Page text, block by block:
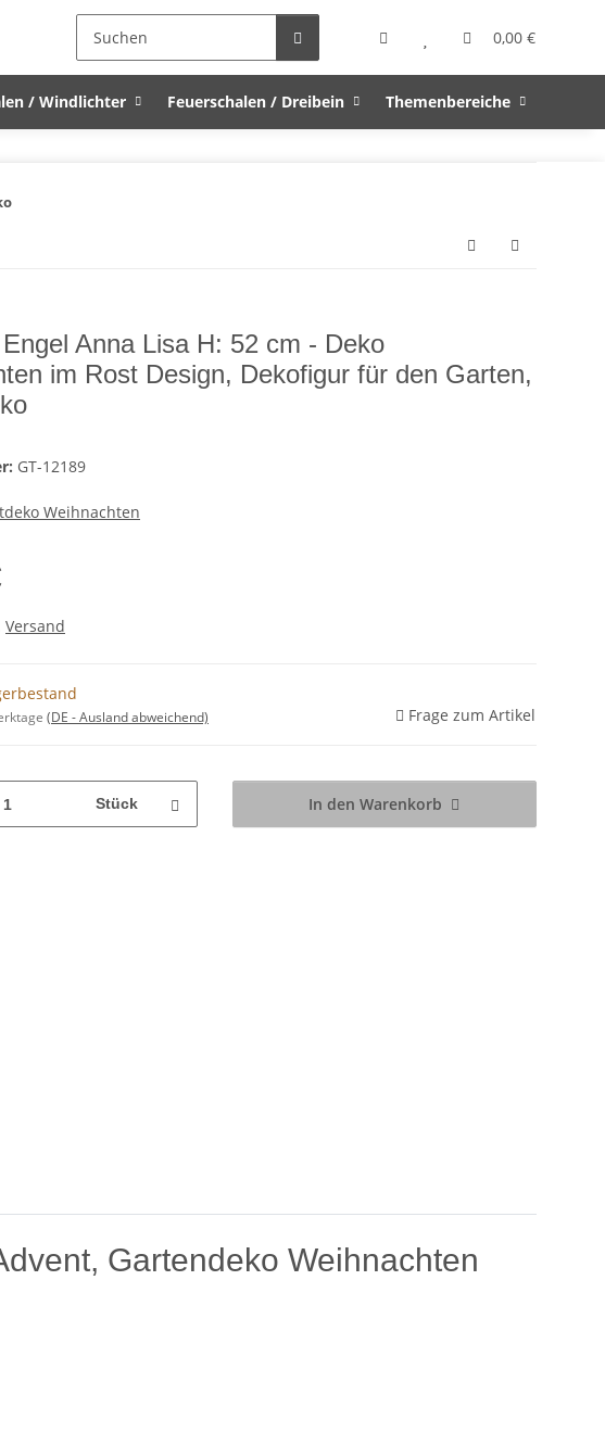
0,00 €
/ Windlichter Feuerschalen / Dreibein Themenbereiche
Anna Lisa H: 52 cm - Deko
im Rost Design, Dekofigur für den Garten,
GT-12189
Weihnachten
Versand
(DE - Ausland abweichend) Frage zum Artikel
Stück In den Warenkorb
Gartendeko Weihnachten